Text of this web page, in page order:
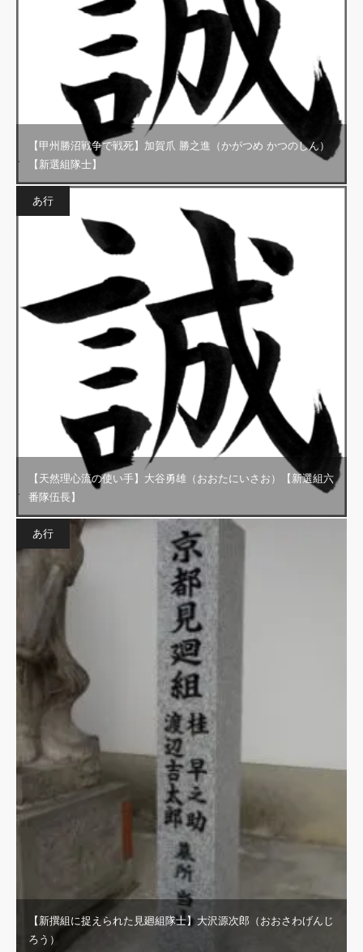
【甲州勝沼戦争で戦死】加賀爪 勝之進（かがつめ かつのしん）
【新選組隊士】
あ行
【天然理心流の使い手】大谷勇雄（おおたにいさお）【新選組六
番隊伍長】
あ行
【新撰組に捉えられた見廻組隊士】大沢源次郎（おおさわげんじ
ろう）